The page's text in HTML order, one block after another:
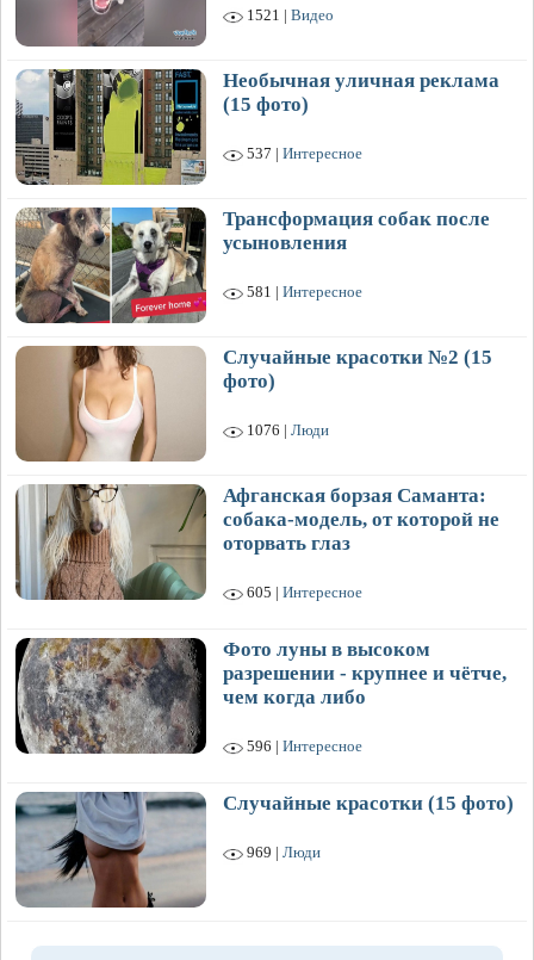
1521 | Видео
Необычная уличная реклама
(15 фото)
537 | Интересное
Трансформация собак после
усыновления
581 | Интересное
Случайные красотки №2 (15
фото)
1076 | Люди
Афганская борзая Саманта:
собака-модель, от которой не
оторвать глаз
605 | Интересное
Фото луны в высоком
разрешении - крупнее и чётче,
чем когда либо
596 | Интересное
Случайные красотки (15 фото)
969 | Люди